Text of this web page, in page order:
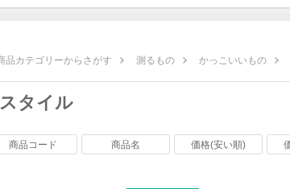
品カテゴリーからさがす 測るもの かっこいいもの
タイル
商品コード 商品名 価格(安い順)